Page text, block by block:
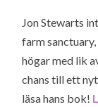
Jon Stewarts
farm
högar med lik
chans till ett
läsa hans bok!